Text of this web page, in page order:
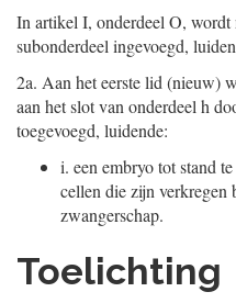
In artikel I, onderdeel O, wordt
subonderdeel ingevoegd,
2a. Aan het eerste lid (nieuw)
aan het slot van onderdeel h
toegevoegd, luidende:
i. een embryo tot stand
cellen die zijn verkregen
zwangerschap.
Toelichting